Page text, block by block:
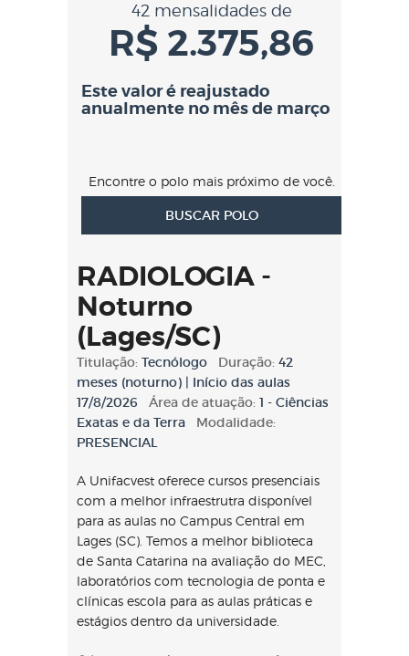
42 mensalidades de
R$ 2.375,86
Este valor é reajustado
anualmente no mês de março
Encontre o polo mais próximo de você.
BUSCAR POLO
RADIOLOGIA -
Noturno
(Lages/SC)
Titulação: Tecnólogo Duração: 42
meses (noturno) | Início das aulas
17/8/2026
Área de atuação: 1 - Ciências
Exatas e da Terra
Modalidade:
PRESENCIAL
A Unifacvest oferece cursos presenciais
com a melhor infraestrutra disponível
para as aulas no Campus Central em
Lages (SC). Temos a melhor biblioteca
de Santa Catarina na avaliação do MEC,
laboratórios com tecnologia de ponta e
clínicas escola para as aulas práticas e
estágios dentro da universidade.